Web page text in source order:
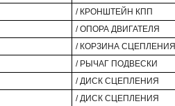
/ КРОНШТЕЙН КПП
/ ОПОРА ДВИГАТЕЛЯ
/ КОРЗИНА СЦЕПЛЕНИЯ
/ РЫЧАГ ПОДВЕСКИ
/ ДИСК СЦЕПЛЕНИЯ
/ ДИСК СЦЕПЛЕНИЯ